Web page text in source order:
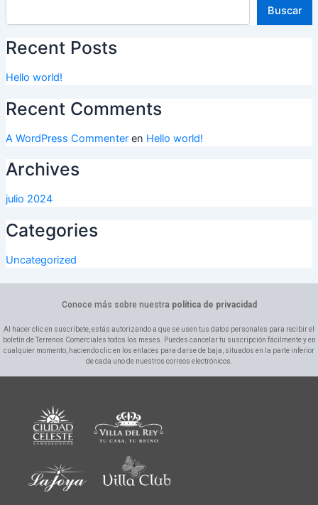
Buscar
Recent Posts
Hello world!
Recent Comments
A WordPress Commenteren Hello world!
Archives
julio 2024
Categories
Uncategorized
Conoce más sobre nuestra política de privacidad
Al hacer clic en suscríbete, estás autorizando a que se usen tus datos personales para recibir el
boletín de Terrenos Comerciales todos los meses. Puedes cancelar tu suscripción fácilmente y en
cualquier momento, haciendo clic en los enlaces para darse de baja, situados en la parte inferior
de cada uno de nuestros correos electrónicos.